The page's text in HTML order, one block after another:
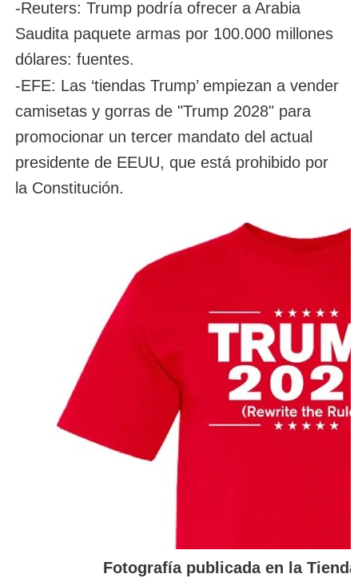
-Reuters: Trump podría ofrecer a Arabia
Saudita paquete armas por 100.000 millones
dólares: fuentes.
-EFE: Las ‘tiendas Trump’ empiezan a vender
camisetas y gorras de "Trump 2028" para
promocionar un tercer mandato del actual
presidente de EEUU, que está prohibido por
la Constitución.
Fotografía publicada en la